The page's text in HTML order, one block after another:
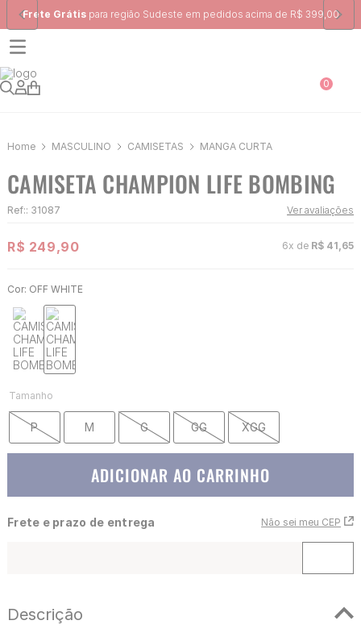
Ganhe 10% na primeira compra, utilizando o cupom: PRIMEIRA10
0
MASCULINO CAMISETAS MANGA CURTA
CAMISETA CHAMPION LIFE BOMBING
Ref:: 31087 Ver avaliações
R$ 249,90 6x de R$ 41 65
Cor: OFF WHITE
Tamanho
P M G GG XGG
ADICIONAR AO CARRINHO
Frete e prazo de entrega Não sei meu CEP
Descrição